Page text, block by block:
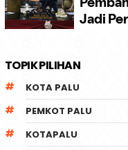
TOPIK PILIHAN
KOTA PALU
PEMKOT PALU
KOTAPALU